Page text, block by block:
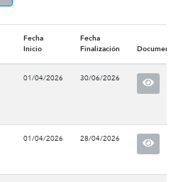
Fecha
Inicio
Fecha
Finalización
Documento
01/04/2026 30/06/2026
01/04/2026 28/04/2026